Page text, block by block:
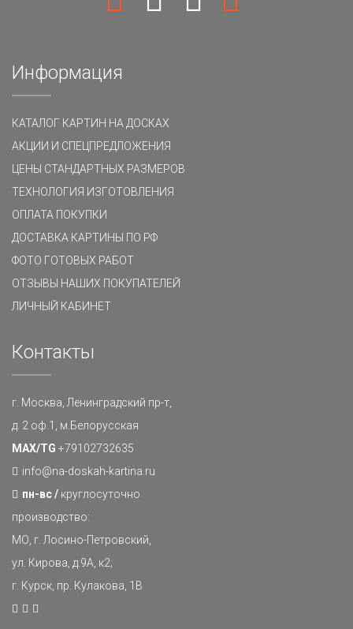
Информация
КАТАЛОГ КАРТИН НА ДОСКАХ
АКЦИИ И СПЕЦПРЕДЛОЖЕНИЯ
ЦЕНЫ СТАНДАРТНЫХ РАЗМЕРОВ
ТЕХНОЛОГИЯ ИЗГОТОВЛЕНИЯ
ОПЛАТА ПОКУПКИ
ДОСТАВКА КАРТИНЫ ПО РФ
ФОТО ГОТОВЫХ РАБОТ
ОТЗЫВЫ НАШИХ ПОКУПАТЕЛЕЙ
ЛИЧНЫЙ КАБИНЕТ
Контакты
г. Москва, Ленинградский пр-т,
д. 2 оф.1, м.Белорусская
MAX/TG +79102732635
info@na-doskah-kartina.ru
пн-вс / круглосуточно
производство:
МО, г. Лосино-Петровский,
ул. Кирова, д.9А, к2;
г. Курск, пр. Кулакова, 1В